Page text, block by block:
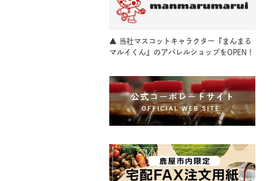
▲ 当社マスコットキャラクター『まんまる
マルイくん』のアパレルショップをOPEN！